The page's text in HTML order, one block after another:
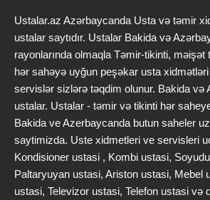
Ustalar.az Azərbaycanda Usta və təmir
ustalar saytıdır. Ustalar Bakida və
rayonlarında olmaqla Təmir-tikinti, məişət
hər sahəyə uyğun peşəkar usta
servislər sizlərə təqdim olunur. Bakida və
ustalar. Ustalar - təmir və tikinti hər
Bakida ve Azerbaycanda butun saheler
saytimizda. Uste xidmetleri ve servisleri
Kondisioner ustasi , Kombi ustasi,
Paltaryuyan ustasi, Ariston ustasi, Mebel
ustasi, Televizor ustasi, Telefon ustasi və